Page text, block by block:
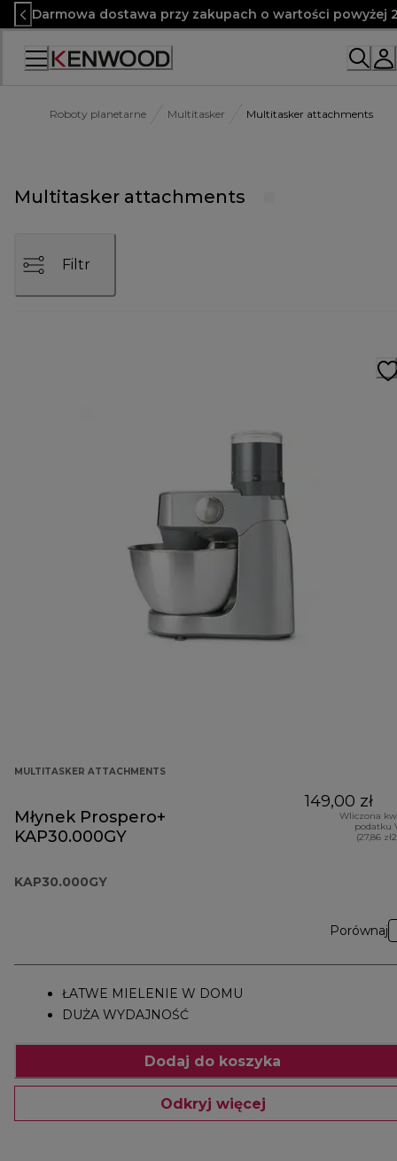
Skip
to
Content
Darmowa dostawa przy zakupach o wartości powyżej
Roboty planetarne Multitasker Multitasker attachments
Multitasker attachments
Filtr
MULTITASKER ATTACHMENTS
Młynek Prospero+
KAP30.000GY
KAP30.000GY
149,00 zł
Wliczona
podatku
(27,86
Porównaj
ŁATWE MIELENIE W DOMU
DUŻA WYDAJNOŚĆ
Dodaj do koszyka
Odkryj więcej